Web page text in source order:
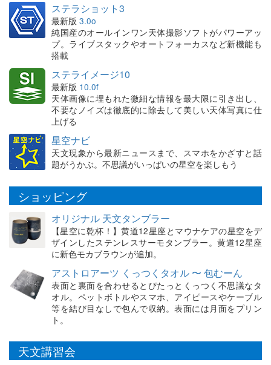
ステラショット3
最新版 3.0o
純国産のオールインワン天体撮影ソフトがパワーアッ
プ。ライブスタックやオートフォーカスなど新機能も
搭載
ステライメージ10
最新版 10.0f
天体画像に埋もれた微細な情報を最大限に引き出し、
不要なノイズは徹底的に除去して美しい天体写真に仕
上げる
星空ナビ
天文現象から最新ニュースまで、スマホをかざすと話
題がうかぶ。不思議がいっぱいの星空を楽しもう
ショッピング
オリジナル 天文タンブラー
【星空に乾杯！】黄道12星座とマウナケアの星空をデ
ザインしたステンレスサーモタンブラー。黄道12星座
に新色モカブラウンが追加。
アストロアーツ くっつくタオル 〜 包むーん
表面と裏面を合わせるとぴたっとくっつく不思議なタ
オル。ペットボトルやスマホ、アイピースやケーブル
等を結び目なしで包んで収納。表面には月面をプリン
ト。
天文講習会